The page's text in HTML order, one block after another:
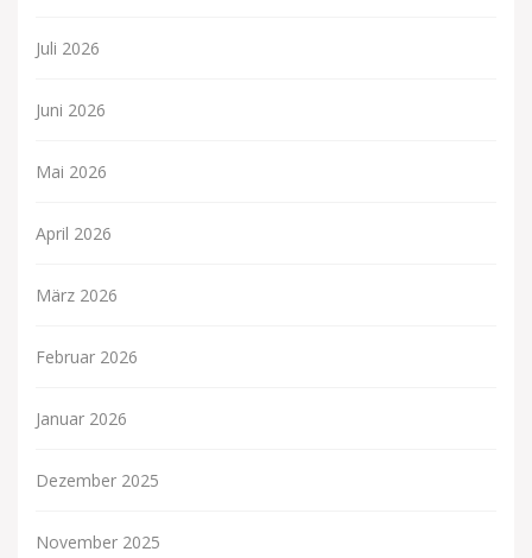
Juli 2026
Juni 2026
Mai 2026
April 2026
März 2026
Februar 2026
Januar 2026
Dezember 2025
November 2025